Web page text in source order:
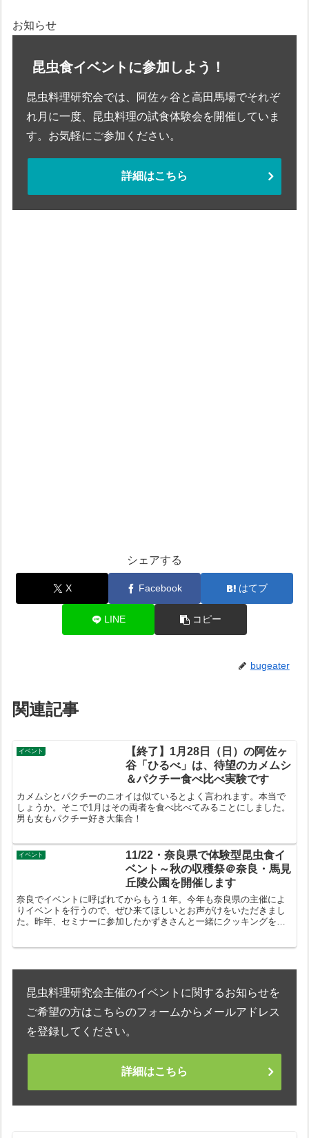
お知らせ
昆虫食イベントに参加しよう！
昆虫料理研究会では、阿佐ヶ谷と高田馬場でそれぞ
れ月に一度、昆虫料理の試食体験会を開催していま
す。お気軽にご参加ください。
詳細はこちら
シェアする
X Facebook はてブ
LINE コピー
bugeater
関連記事
イベント
【終了】1月28日（日）の阿佐ヶ
谷「ひるべ」は、待望のカメムシ
＆パクチー食べ比べ実験です
カメムシとパクチーのニオイは似ているとよく言われます。本当で
しょうか。そこで1月はその両者を食べ比べてみることにしました。
男も女もパクチー好き大集合！
イベント
11/22・奈良県で体験型昆虫食イ
ベント～秋の収穫祭＠奈良・馬見
丘陵公園を開催します
奈良でイベントに呼ばれてからもう１年。今年も奈良県の主催によ
りイベントを行うので、ぜひ来てほしいとお声がけをいただきまし
た。昨年、セミナーに参加したかずきさんと一緒にクッキングを行
昆虫料理研究会主催のイベントに関するお知らせを
ご希望の方はこちらのフォームからメールアドレス
を登録してください。
詳細はこちら